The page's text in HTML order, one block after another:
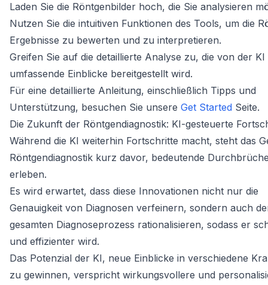
Laden Sie die Röntgenbilder hoch, die Sie analysieren
Nutzen Sie die intuitiven Funktionen des Tools, um die
Ergebnisse zu bewerten und zu interpretieren.
Greifen Sie auf die detaillierte Analyse zu, die von der
umfassende Einblicke bereitgestellt wird.
Für eine detaillierte Anleitung, einschließlich Tipps und
Unterstützung, besuchen Sie unsere Get Started Seite.
Die Zukunft der Röntgendiagnostik: KI-gesteuerte
Während die KI weiterhin Fortschritte macht, steht das
Röntgendiagnostik kurz davor, bedeutende
erleben.
Es wird erwartet, dass diese Innovationen nicht nur die
Genauigkeit von Diagnosen verfeinern, sondern auch
gesamten Diagnoseprozess rationalisieren, sodass er
und effizienter wird.
Das Potenzial der KI, neue Einblicke in verschiedene
zu gewinnen, verspricht wirkungsvollere und